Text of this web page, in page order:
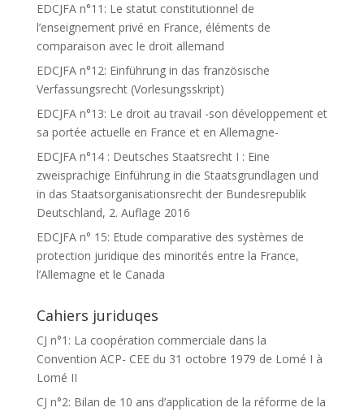
EDCJFA n°11: Le statut constitutionnel de
l’enseignement privé en France, éléments de
comparaison avec le droit allemand
EDCJFA n°12: Einführung in das französische
Verfassungsrecht (Vorlesungsskript)
EDCJFA n°13: Le droit au travail -son développement et
sa portée actuelle en France et en Allemagne-
EDCJFA n°14 : Deutsches Staatsrecht I : Eine
zweisprachige Einführung in die Staatsgrundlagen und
in das Staatsorganisationsrecht der Bundesrepublik
Deutschland, 2. Auflage 2016
EDCJFA n° 15: Etude comparative des systèmes de
protection juridique des minorités entre la France,
l’Allemagne et le Canada
Cahiers juriduqes
CJ n°1: La coopération commerciale dans la
Convention ACP- CEE du 31 octobre 1979 de Lomé I à
Lomé II
CJ n°2: Bilan de 10 ans d’application de la réforme de la